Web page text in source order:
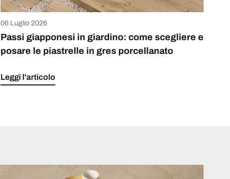
06 Luglio 2026
Passi giapponesi in giardino: come scegliere e
posare le piastrelle in gres porcellanato
Leggi l'articolo